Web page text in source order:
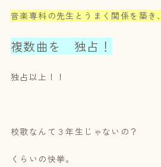
音楽専科の先生とうまく関係を築き、
複数曲を 独占！
独占以上！！
校歌なんて３年生じゃないの？
くらいの快挙。